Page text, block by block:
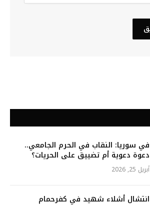
في سوريا: النقاب في الحرم الجامعي..
دعوة دعوية أم تضييق على الحريات؟
أبريل 25, 2026
انتشال أشلاء شهيد في كفرحمام